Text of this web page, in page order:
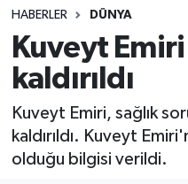
HABERLER DÜNYA
Kuveyt
kaldırıldı
Kuveyt Emiri, sağlık
kaldırıldı. Kuveyt
olduğu bilgisi verildi.
Van Namaz Vakitleri
Van Trafik
Tüm Manşetler